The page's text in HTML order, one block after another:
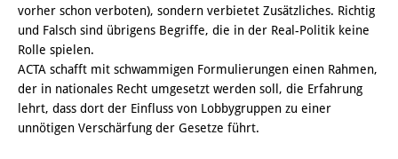
vorher schon verboten), sondern verbietet Zusätzliches. Richtig
und Falsch sind übrigens Begriffe, die in der Real-Politik keine
Rolle spielen.
ACTA schafft mit schwammigen Formulierungen einen Rahmen,
der in nationales Recht umgesetzt werden soll, die Erfahrung
lehrt, dass dort der Einfluss von Lobbygruppen zu einer
unnötigen Verschärfung der Gesetze führt.